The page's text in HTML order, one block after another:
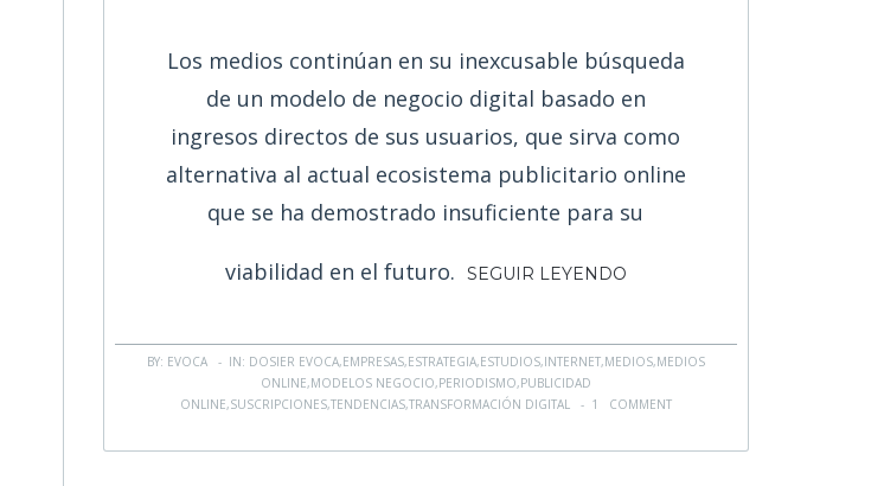
Los medios continúan en su inexcusable búsqueda
de un modelo de negocio digital basado en
ingresos directos de sus usuarios, que sirva como
alternativa al actual ecosistema publicitario online
que se ha demostrado insuficiente para su
viabilidad en el futuro. SEGUIR LEYENDO
BY: EVOCA - IN: DOSIER EVOCA,EMPRESAS,ESTRATEGIA,ESTUDIOS,INTERNET,MEDIOS,MEDIOS
ONLINE,MODELOS NEGOCIO,PERIODISMO,PUBLICIDAD
ONLINE,SUSCRIPCIONES,TENDENCIAS,TRANSFORMACIÓN DIGITAL - 1 COMMENT